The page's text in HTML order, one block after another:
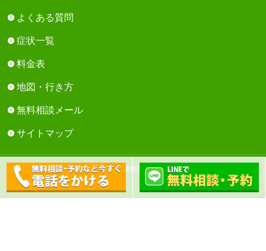
よくある質問
症状一覧
料金表
地図・行き方
無料相談メール
サイトマップ
Copyright © 芳川鍼灸整骨院 All Rights Reserved.